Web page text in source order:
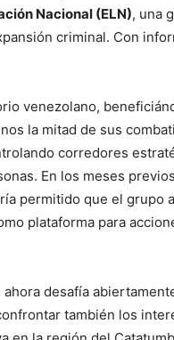
Nacional (ELN), una
criminal. Con
venezolano,
la mitad de sus
corredores
En los meses
permitido que el grupo
plataforma para
desafía
también los